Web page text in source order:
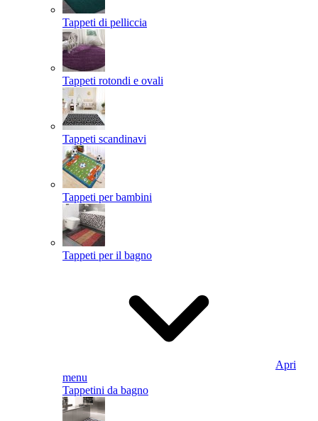
Tappeti di pelliccia
Tappeti rotondi e ovali
Tappeti scandinavi
Tappeti per bambini
Tappeti per il bagno
Apri
menu
Tappetini da bagno